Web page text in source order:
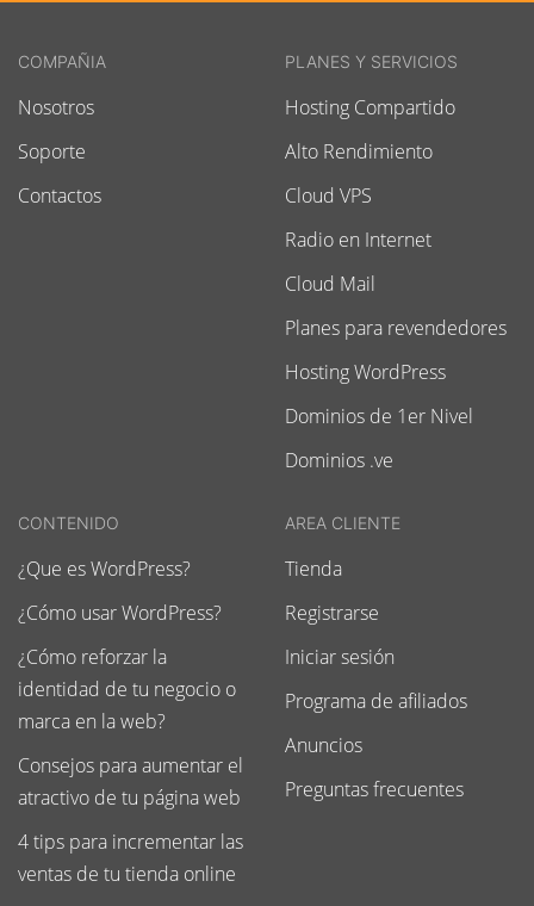
COMPAÑIA
Nosotros
Soporte
Contactos
PLANES Y SERVICIOS
Hosting Compartido
Alto Rendimiento
Cloud VPS
Radio en Internet
Cloud Mail
Planes para revendedores
Hosting WordPress
Dominios de 1er Nivel
Dominios .ve
CONTENIDO
¿Que es WordPress?
¿Cómo usar WordPress?
¿Cómo reforzar la
identidad de tu negocio o
marca en la web?
Consejos para aumentar el
atractivo de tu página web
4 tips para incrementar las
ventas de tu tienda online
AREA CLIENTE
Tienda
Registrarse
Iniciar sesión
Programa de afiliados
Anuncios
Preguntas frecuentes